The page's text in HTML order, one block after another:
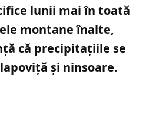
lunii mai în toată
montane înalte,
că precipitațiile se
și ninsoare.